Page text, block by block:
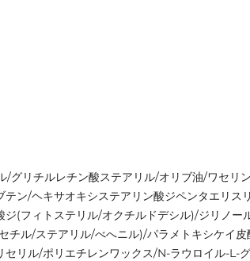
/グリチルレチン酸ステアリル/オリブ油/ワセリ
ン/ヘキサオキシステアリン酸ジペンタエリス
ジ(フィトステリル/オクチルドデシル)/ジリノー
チル/ステアリル/べへニル)/パラメトキシケイ皮
セリル/ポリエチレンワックス/N-ラウロイル-L-